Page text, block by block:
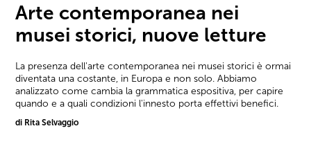
Arte contemporanea nei
musei storici, nuove letture
La presenza dell'arte contemporanea nei musei storici è ormai
diventata una costante, in Europa e non solo. Abbiamo
analizzato come cambia la grammatica espositiva, per capire
quando e a quali condizioni l'innesto porta effettivi benefici.
di Rita Selvaggio